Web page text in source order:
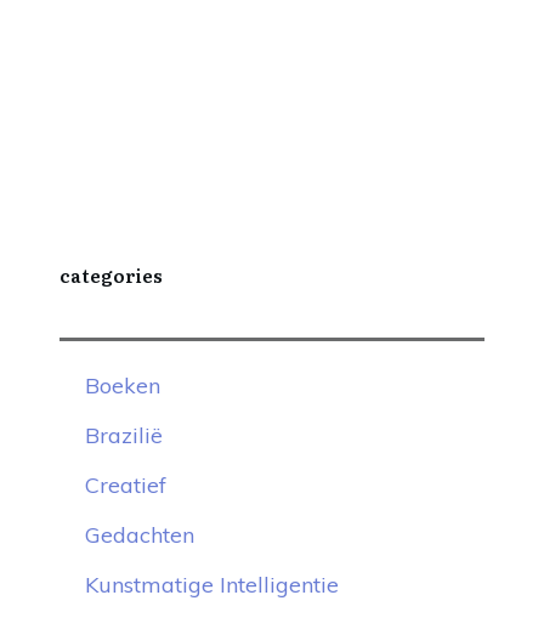
categories
Boeken
Brazilië
Creatief
Gedachten
Kunstmatige Intelligentie